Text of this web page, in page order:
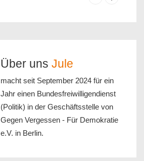
Über uns Jule
macht seit September 2024 für ein
Jahr einen Bundesfreiwilligendienst
(Politik) in der Geschäftsstelle von
Gegen Vergessen - Für Demokratie
e.V. in Berlin.